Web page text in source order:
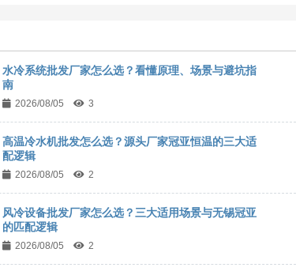
水冷系统批发厂家怎么选？看懂原理、场景与避坑指
南
2026/08/05 3
高温冷水机批发怎么选？源头厂家冠亚恒温的三大适
配逻辑
2026/08/05 2
风冷设备批发厂家怎么选？三大适用场景与无锡冠亚
的匹配逻辑
2026/08/05 2